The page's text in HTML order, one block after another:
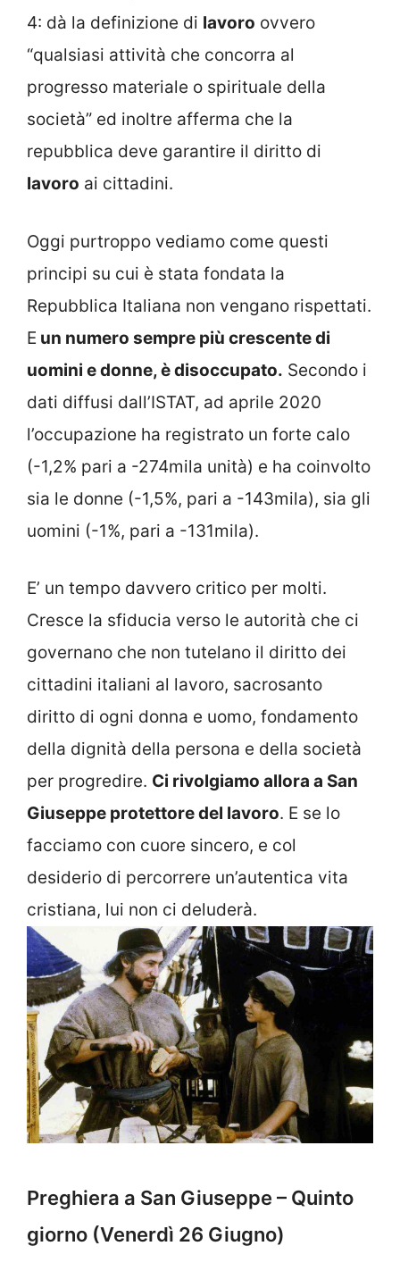
4: dà la definizione di lavoro ovvero
“qualsiasi attività che concorra al
progresso materiale o spirituale della
società” ed inoltre afferma che la
repubblica deve garantire il diritto di
lavoro ai cittadini.
Oggi purtroppo vediamo come questi
principi su cui è stata fondata la
Repubblica Italiana non vengano rispettati.
E un numero sempre più crescente di
uomini e donne, è disoccupato. Secondo i
dati diffusi dall’ISTAT, ad aprile 2020
l’occupazione ha registrato un forte calo
(-1,2% pari a -274mila unità) e ha coinvolto
sia le donne (-1,5%, pari a -143mila), sia gli
uomini (-1%, pari a -131mila).
E’ un tempo davvero critico per molti.
Cresce la sfiducia verso le autorità che ci
governano che non tutelano il diritto dei
cittadini italiani al lavoro, sacrosanto
diritto di ogni donna e uomo, fondamento
della dignità della persona e della società
per progredire. Ci rivolgiamo allora a San
Giuseppe protettore del lavoro. E se lo
facciamo con cuore sincero, e col
desiderio di percorrere un’autentica vita
cristiana, lui non ci deluderà.
Preghiera a San Giuseppe – Quinto
giorno (Venerdì 26 Giugno)